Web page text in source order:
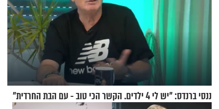
ננסי ברנדס: "יש לי 4 ילדים. הקשר הכי טוב - עם הבת החרדית"